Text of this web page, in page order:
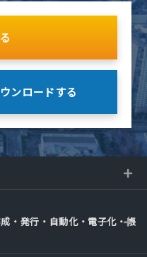
ンロードする
・発行・自動化・電子化・帳